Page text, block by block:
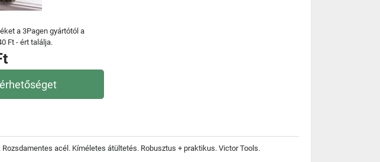
a 3Pagen gyártótól a
Ft - ért találja.
acél. Kíméletes átültetés. Robusztus + praktikus. Victor Tools.